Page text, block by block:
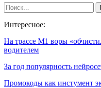
Интересное:
На трассе М1 воры
водителем
За год популярность
Промокоды как инстумент